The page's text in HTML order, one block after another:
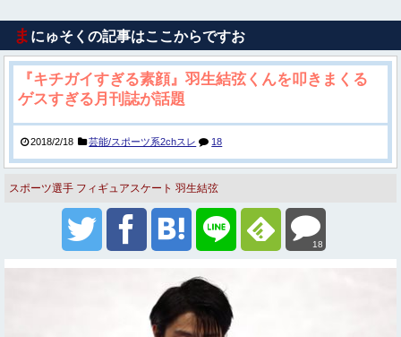
ま にゅそくの記事はここからですお
『キチガイすぎる素顔』羽生結弦くんを叩きまくる
ゲスすぎる月刊誌が話題
2018/2/18 芸能/スポーツ系2chスレ 18
スポーツ選手 フィギュアスケート 羽生結弦
18